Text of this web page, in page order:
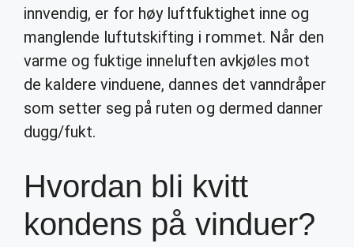
innvendig, er for høy luftfuktighet inne og
manglende luftutskifting i rommet. Når den
varme og fuktige inneluften avkjøles mot
de kaldere vinduene, dannes det vanndråper
som setter seg på ruten og dermed danner
dugg/fukt.
Hvordan bli kvitt
kondens på vinduer?